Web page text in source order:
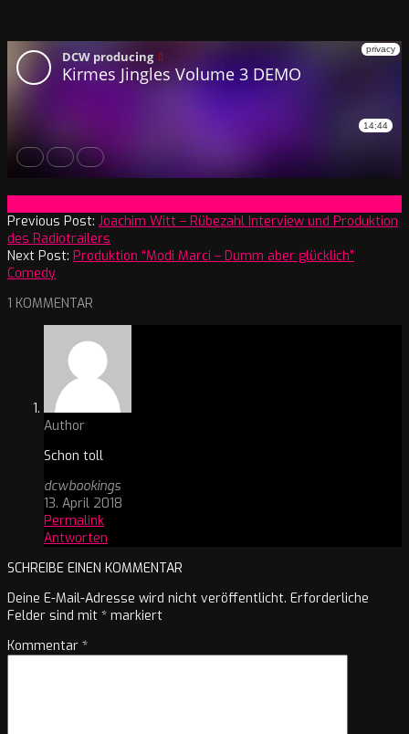
04-
05
Previous Post: Joachim Witt – Rübezahl Interview und Produktion
des Radiotrailers
Next Post: Produktion “Modi Marci – Dumm aber glücklich”
Comedy
1 KOMMENTAR
Author
Schon toll
dcwbookings
13. April 2018
Permalink
Antworten
SCHREIBE EINEN KOMMENTAR
Deine E-Mail-Adresse wird nicht veröffentlicht. Erforderliche
Felder sind mit * markiert
Kommentar *